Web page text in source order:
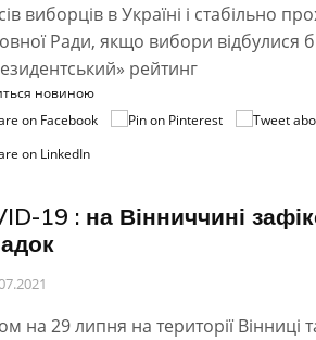
виборців в Україні і стабільно
Ради, якщо вибори відбулися
рейтинг
новиною
19 : на Вінниччині
на 29 липня на території Вінниці